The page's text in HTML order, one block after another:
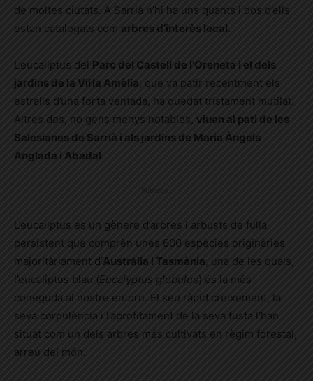
de moltes ciutats. A Sarrià n’hi ha uns quants i dos d’ells
estan catalogats com arbres d’interès local.
L’eucaliptus del
Parc del Castell de l’Oreneta i el dels
jardins de la Vil·la Amèlia , que va patir recentment els
estralls d’una forta ventada, ha quedat tristament mutilat.
Altres dos, no gens menys notables, viuen al pati de les
Salesianes de Sarrià i als jardins de Maria Àngels
Anglada i Abadal
L’eucaliptus és un gènere d’arbres i arbusts de fulla
persistent que comprèn unes 600 espècies originàries
majoritàriament d’ Austràlia i Tasmània , una de les quals,
l’eucaliptus blau (Eucalyptus globulus) és la més
coneguda al nostre entorn. El seu ràpid creixement, la
seva corpulència i l’aprofitament de la seva fusta l’han
situat com un dels arbres més cultivats en règim forestal,
arreu del món.